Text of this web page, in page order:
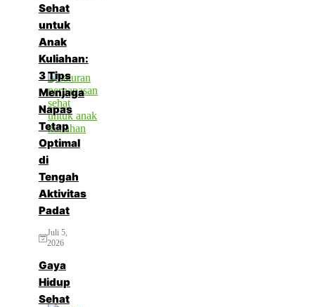
Sehat
untuk
Anak
Kuliahan:
3 Tips
Menjaga
Napas
Tetap
Optimal
di
Tengah
Aktivitas
Padat
Juli 5,
2026
Gaya
Hidup
Sehat